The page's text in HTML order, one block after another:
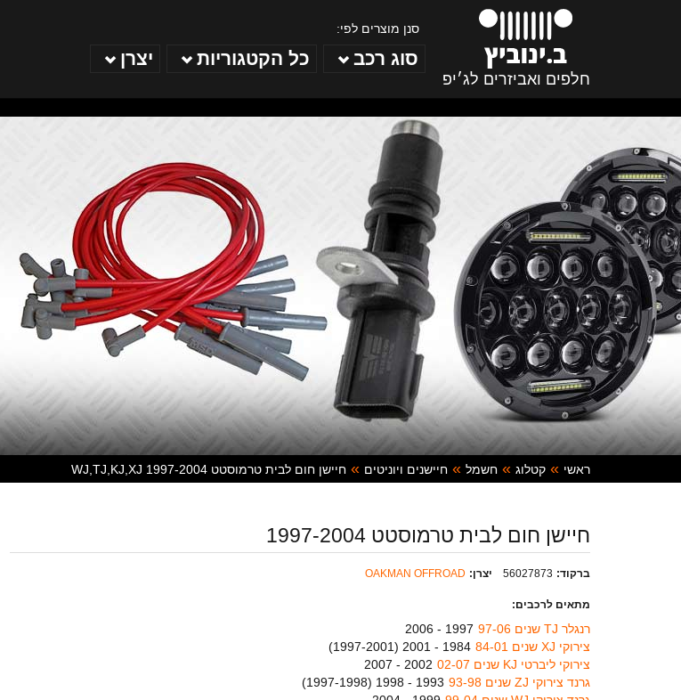
ב. ינוביץ
חלפים ואביזרים לג׳יפ
סנן מוצרים לפי:
סוג רכב כל הקטגוריות יצרן
ראשי קטלוג חשמל חיישנים ויוניטים חיישן חום לבית טרמוסטט 1997-2004 WJ,TJ,KJ,XJ
חיישן חום לבית טרמוסטט 1997-2004
ברקוד: 56027873 יצרן: OAKMAN OFFROAD
מתאים לרכבים:
רנגלר TJ שנים 97-06
1997 - 2006
צירוקי XJ שנים 84-01
1984 - 2001 (
1997-2001
)
צירוקי ליברטי KJ שנים 02-07
2002 - 2007
גרנד צירוקי ZJ שנים 93-98
1993 - 1998 (
1997-1998
)